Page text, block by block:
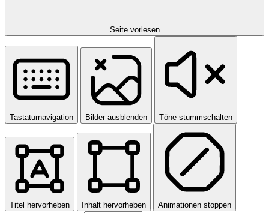
Seite vorlesen
Tastaturnavigation Bilder ausblenden Töne stummschalten
Titel hervorheben Inhalt hervorheben Animationen stoppen